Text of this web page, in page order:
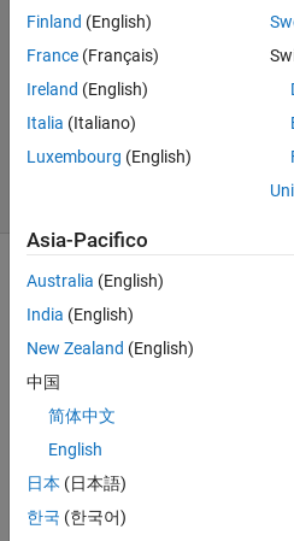
accettata
Aggiornato
27 Set
2020
Visualizzazioni
Mostra
commenti
recenti
wa
nt
to
Finland (English)
France (Français)
Ireland (English)
Italia (Italiano)
Luxembourg (English)
Asia-Pacifico
Australia (English)
India (English)
New Zealand (English)
中国
简体中文
English
日本 (日本語)
한국 (한국어)